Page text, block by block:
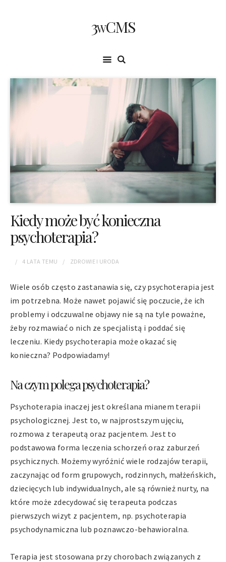
3wCMS
Kiedy może być konieczna
psychoterapia?
4 LATA TEMU ZDROWIE I URODA
Wiele osób często zastanawia się, czy psychoterapia jest
im potrzebna. Może nawet pojawić się poczucie, że ich
problemy i odczuwalne objawy nie są na tyle poważne,
żeby rozmawiać o nich ze specjalistą i poddać się
leczeniu. Kiedy psychoterapia może okazać się
konieczna? Podpowiadamy!
Na czym polega psychoterapia?
Psychoterapia inaczej jest określana mianem terapii
psychologicznej. Jest to, w najprostszym ujęciu,
rozmowa z terapeutą oraz pacjentem. Jest to
podstawowa forma leczenia schorzeń oraz zaburzeń
psychicznych. Możemy wyróżnić wiele rodzajów terapii,
zaczynając od form grupowych, rodzinnych, małżeńskich,
dziecięcych lub indywidualnych, ale są również nurty, na
które może zdecydować się terapeuta podczas
pierwszych wizyt z pacjentem, np. psychoterapia
psychodynamiczna lub poznawczo-behawioralna.
Terapia jest stosowana przy chorobach związanych z